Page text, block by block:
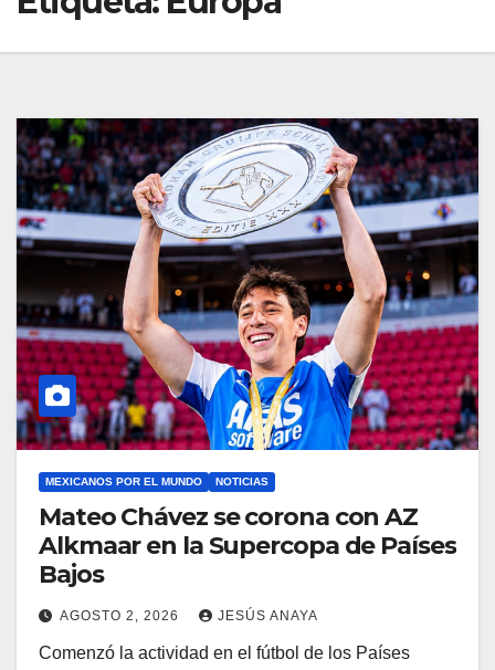
MEXICANOS POR EL MUNDO NOTICIAS
Mateo Chávez se corona con AZ
Alkmaar en la Supercopa de Países
Bajos
AGOSTO 2, 2026 JESÚS ANAYA
Comenzó la actividad en el fútbol de los Países